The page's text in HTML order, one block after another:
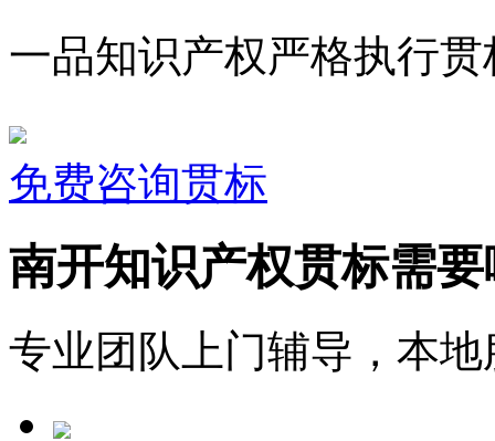
一品知识产权严格执行
免费咨询贯标
南开知识产权贯标需
专业团队上门辅导，本